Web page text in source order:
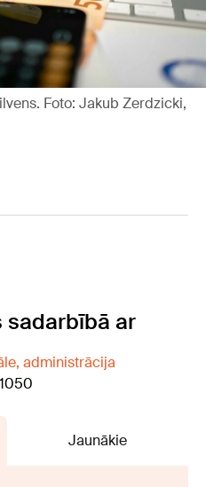
Foto: Jakub Zerdzicki,
sadarbībā ar
administrācija
Jaunākie